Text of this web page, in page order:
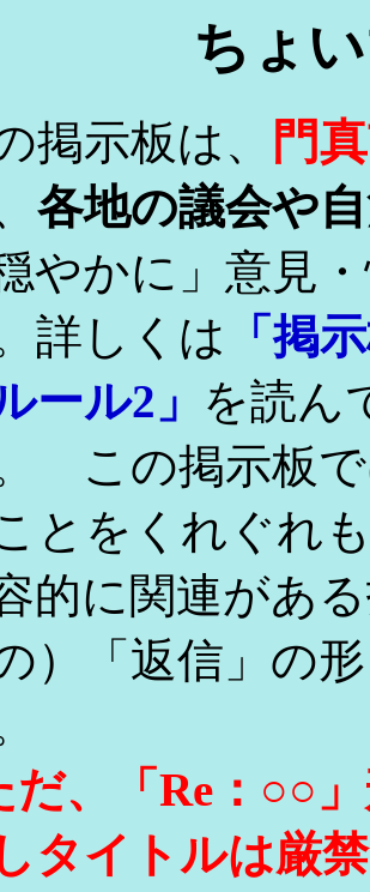
ちょ
掲示板は、
門
各地の議会や
やかに」意見
詳しくは
「掲
ール2」 を読ん
この掲示板で
とをくれぐれ
的に関連があ
）「返信」の
だ、「Re：○○
タイトルは厳